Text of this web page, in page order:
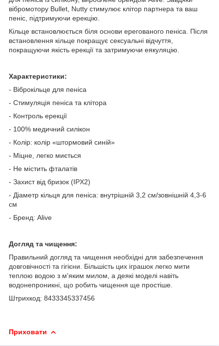
вібромотору Bullet, Nutty стимулює клітор партнера та ваш
пеніс, підтримуючи ерекцію.
Кільце встановлюється біля основи ерегованого пеніса. Після
встановлення кільце покращує сексуальні відчуття,
покращуючи якість ерекції та затримуючи еякуляцію.
Характеристики:
- Віброкільце для пеніса
- Стимуляція пеніса та клітора
- Контроль ерекції
- 100% медичний силікон
- Колір: колір «штормовий синій»
- Міцне, легко миється
- Не містить фталатів
- Захист від бризок (IPX2)
- Діаметр кільця для пеніса: внутрішній 3,2 см/зовнішній 4,3-6
см
- Бренд: Alive
Догляд та чищення:
Правильний догляд та чищення необхідні для забезпечення
довговічності та гігієни. Більшість цих іграшок легко мити
теплою водою з м'яким милом, а деякі моделі навіть
водонепроникні, що робить чищення ще простіше.
Штрихкод: 8433345337456
Приховати